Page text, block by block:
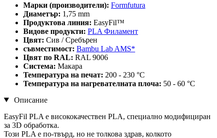
Марки (производители): Formfutura
Диаметър: 1,75 mm
Продуктова линия: EasyFil™
Видове продукти: PLA Филамент
Цвят: Сив / Сребърен
съвместимост: Bambu Lab AMS*
Цвят по RAL: RAL 9006
Система: Макара
Температура на печат: 200 - 230 °C
Температура на нагревателната плоча: 50 - 60 °C
Описание
EasyFil PLA е висококачествен PLA, специално модифициран
за 3D обработка.
Този PLA е по-твърд, но не толкова здрав, колкото